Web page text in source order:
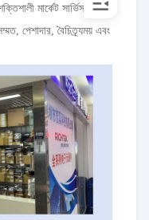
মার্কেট সার্ভিস
পেশাদার, বৈচিত্র্যময় এবং